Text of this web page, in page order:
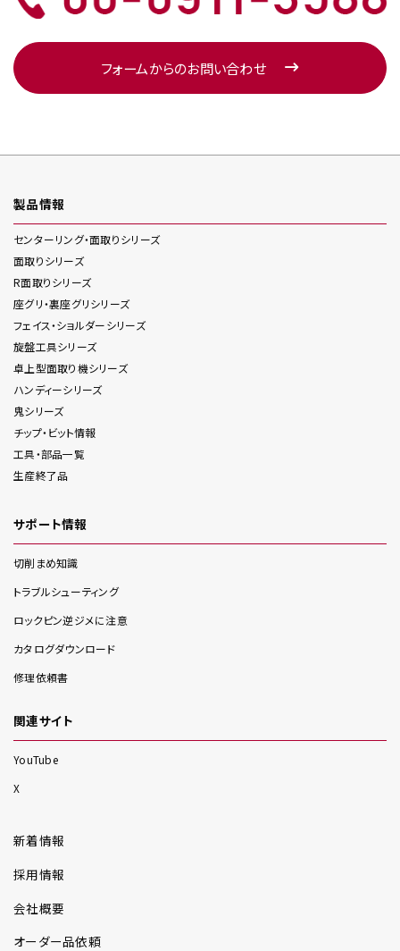
フォームからのお問い合わせ
製品情報
センターリング・面取りシリーズ
面取りシリーズ
R面取りシリーズ
座グリ・裏座グリシリーズ
フェイス・ショルダーシリーズ
旋盤工具シリーズ
卓上型面取り機シリーズ
ハンディーシリーズ
鬼シリーズ
チップ・ビット情報
工具・部品一覧
生産終了品
サポート情報
切削まめ知識
トラブルシューティング
ロックピン逆ジメに注意
カタログダウンロード
修理依頼書
関連サイト
YouTube
X
新着情報
採用情報
会社概要
オーダー品依頼